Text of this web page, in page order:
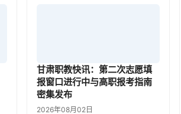
甘肃职教快讯：第二次志愿填
报窗口进行中与高职报考指南
密集发布
2026年08月02日